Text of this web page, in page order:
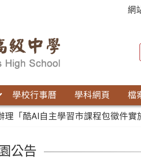
網
學校行事曆 學科網頁 檔
理「酷AI自主學習市課程包徵件實
公告